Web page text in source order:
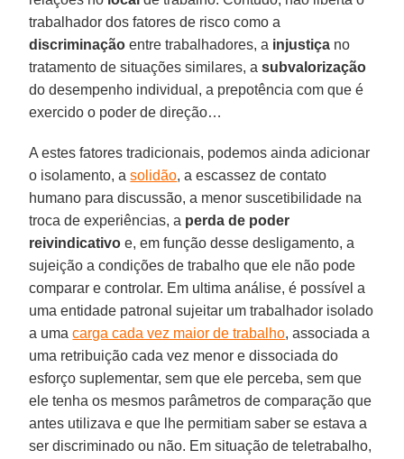
trabalhador dos fatores de risco como a
discriminação entre trabalhadores, a injustiça no
tratamento de situações similares, asubvalorização
do desempenho individual, a prepotência com que é
exercido o poder de direção…
A estes fatores tradicionais, podemos ainda adicionar
o isolamento, asolidão, a escassez de contato
humano para discussão, a menor suscetibilidade na
troca de experiências, a perda de poder
reivindicativo e, em função desse desligamento, a
sujeição a condições de trabalho que ele não pode
comparar e controlar. Em ultima análise, é possível a
uma entidade patronal sujeitar um trabalhador isolado
a umacarga cada vez maior de trabalho, associada a
uma retribuição cada vez menor e dissociada do
esforço suplementar, sem que ele perceba, sem que
ele tenha os mesmos parâmetros de comparação que
antes utilizava e que lhe permitiam saber se estava a
ser discriminado ou não. Em situação de teletrabalho,